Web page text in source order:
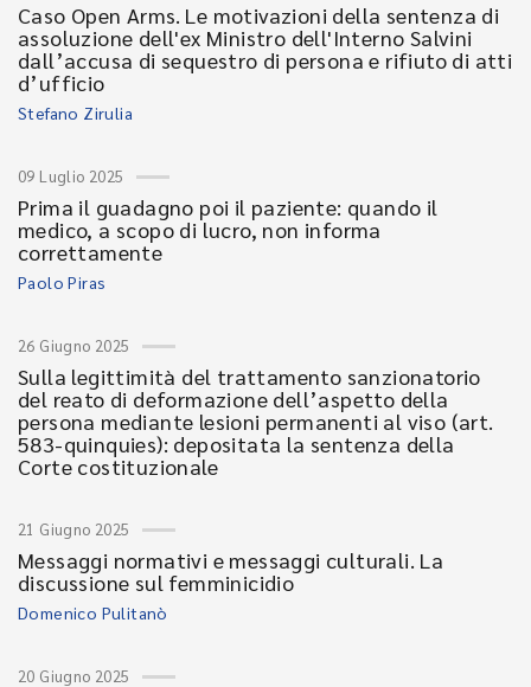
Caso Open Arms. Le motivazioni della sentenza di
assoluzione dell'ex Ministro dell'Interno Salvini
dall’accusa di sequestro di persona e rifiuto di atti
d’ufficio
Stefano Zirulia
09 Luglio 2025
Prima il guadagno poi il paziente: quando il
medico, a scopo di lucro, non informa
correttamente
Paolo Piras
26 Giugno 2025
Sulla legittimità del trattamento sanzionatorio
del reato di deformazione dell’aspetto della
persona mediante lesioni permanenti al viso (art.
583-quinquies): depositata la sentenza della
Corte costituzionale
21 Giugno 2025
Messaggi normativi e messaggi culturali. La
discussione sul femminicidio
Domenico Pulitanò
20 Giugno 2025